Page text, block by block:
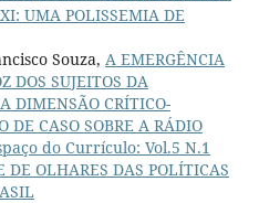
UMA POLISSEMIA DE
Souza, A EMERGÊNCIA
DOS SUJEITOS DA
DIMENSÃO CRÍTICO-
DE CASO SOBRE A RÁDIO
do Currículo: Vol.5 N.1
OLHARES DAS POLÍTICAS